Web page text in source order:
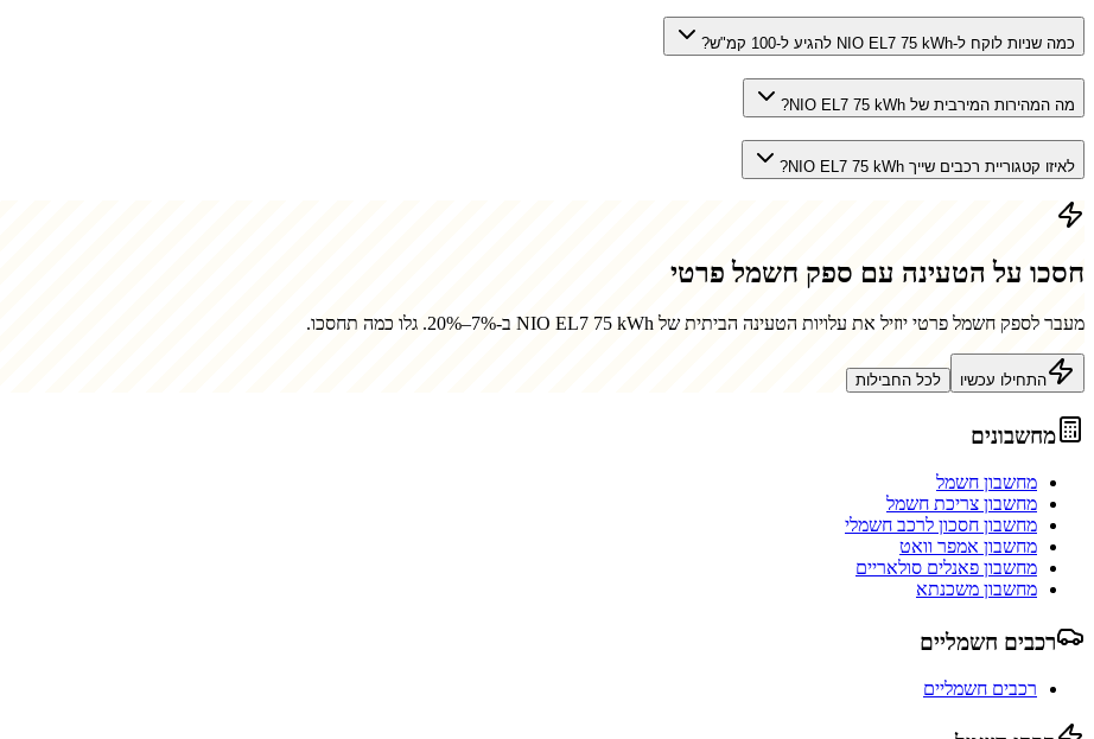
כמה שניות לוקח ל-NIO EL7 75 kWh להגיע ל-100 קמ"ש?
מה המהירות המירבית של NIO EL7 75 kWh?
לאיזו קטגוריית רכבים שייך NIO EL7 75 kWh?
חסכו על הטעינה עם ספק חשמל פרטי
מעבר לספק חשמל פרטי יוזיל את עלויות הטעינה הביתית של NIO EL7 75 kWh ב-7%–20%. גלו כמה תחסכו.
התחילו עכשיו לכל החבילות
מחשבונים
מחשבון חשמל
מחשבון צריכת חשמל
מחשבון חסכון לרכב חשמלי
מחשבון אמפר וואט
מחשבון פאנלים סולאריים
מחשבון משכנתא
רכבים חשמליים
רכבים חשמליים